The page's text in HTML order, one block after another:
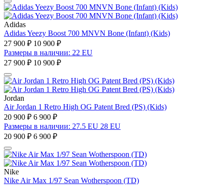
Adidas
Adidas Yeezy Boost 700 MNVN Bone (Infant) (Kids)
27 900 ₽ 10 900 ₽
Размеры в наличии: 22 EU
27 900 ₽ 10 900 ₽
Jordan
Air Jordan 1 Retro High OG Patent Bred (PS) (Kids)
20 900 ₽ 6 900 ₽
Размеры в наличии: 27.5 EU 28 EU
20 900 ₽ 6 900 ₽
Nike
Nike Air Max 1/97 Sean Wotherspoon (TD)